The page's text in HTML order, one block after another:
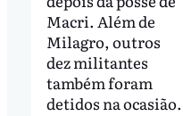
Macri. Além de
Milagro, outros
dez militantes
também foram
detidos na ocasião.